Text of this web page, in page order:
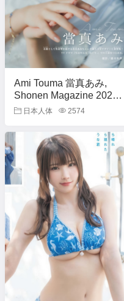
Ami Touma 當真あみ,
Shonen Magazine 2025
No.33 (週刊少年マガジン
日本人体 2574